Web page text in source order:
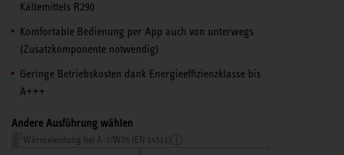
Kältemittels R290
Komfortable Bedienung per App auch von unterwegs
(Zusatzkomponente notwendig)
Geringe Betriebskosten dank Energieeffizienzklasse bis
A+++
Andere Ausführung wählen
Wärmeleistung bei A-7/W35 (EN 14511)